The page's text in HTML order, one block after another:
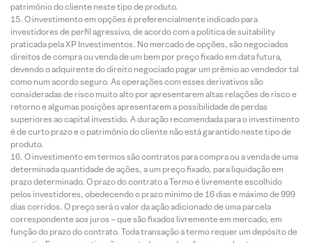
patrimônio do cliente neste tipo de produto.
O investimento em opções é preferencialmente indicado para
investidores de perfil agressivo, de acordo com a política de suitability
praticada pela XP Investimentos. No mercado de opções, são negociados
direitos de compra ou venda de um bem por preço fixado em data futura,
devendo o adquirente do direito negociado pagar um prêmio ao vendedor tal
como num acordo seguro. As operações com esses derivativos são
consideradas de risco muito alto por apresentarem altas relações de risco e
retorno e algumas posições apresentarem a possibilidade de perdas
superiores ao capital investido. A duração recomendada para o investimento
é de curto prazo e o patrimônio do cliente não está garantido neste tipo de
produto.
O investimento em termos são contratos para compra ou a venda de uma
determinada quantidade de ações, a um preço fixado, para liquidação em
prazo determinado. O prazo do contrato a Termo é livremente escolhido
pelos investidores, obedecendo o prazo mínimo de 16 dias e máximo de 999
dias corridos. O preço será o valor da ação adicionado de uma parcela
correspondente aos juros – que são fixados livremente em mercado, em
função do prazo do contrato. Toda transação a termo requer um depósito de